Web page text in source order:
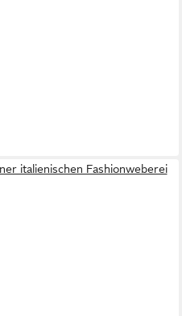
italienischen Fashionweberei